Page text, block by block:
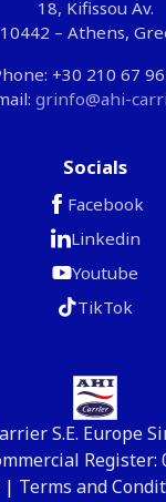
18, Kifissou Av.
10442 – Athens,
+30 210 67
grinfo@ahi-
Socials
Facebook
Linkedin
Youtube
TikTok
S.E. Europe
Register:
| Terms and